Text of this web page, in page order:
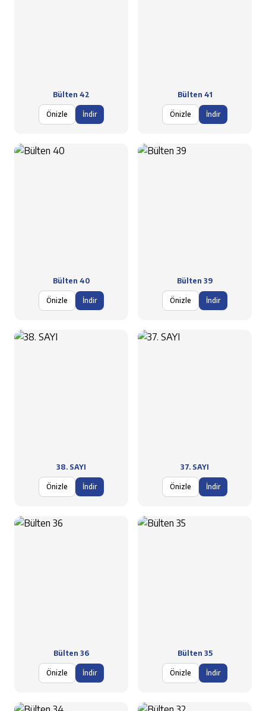
Bülten 42
Önizle İndir
Bülten 41
Önizle İndir
Bülten 40
Önizle İndir
Bülten 39
Önizle İndir
38. SAYI
Önizle İndir
37. SAYI
Önizle İndir
Bülten 36
Önizle İndir
Bülten 35
Önizle İndir